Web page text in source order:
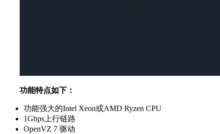
功能特点如下：
功能强大的Intel Xeon或AMD Ryzen CPU
1Gbps上行链路
OpenVZ 7 驱动